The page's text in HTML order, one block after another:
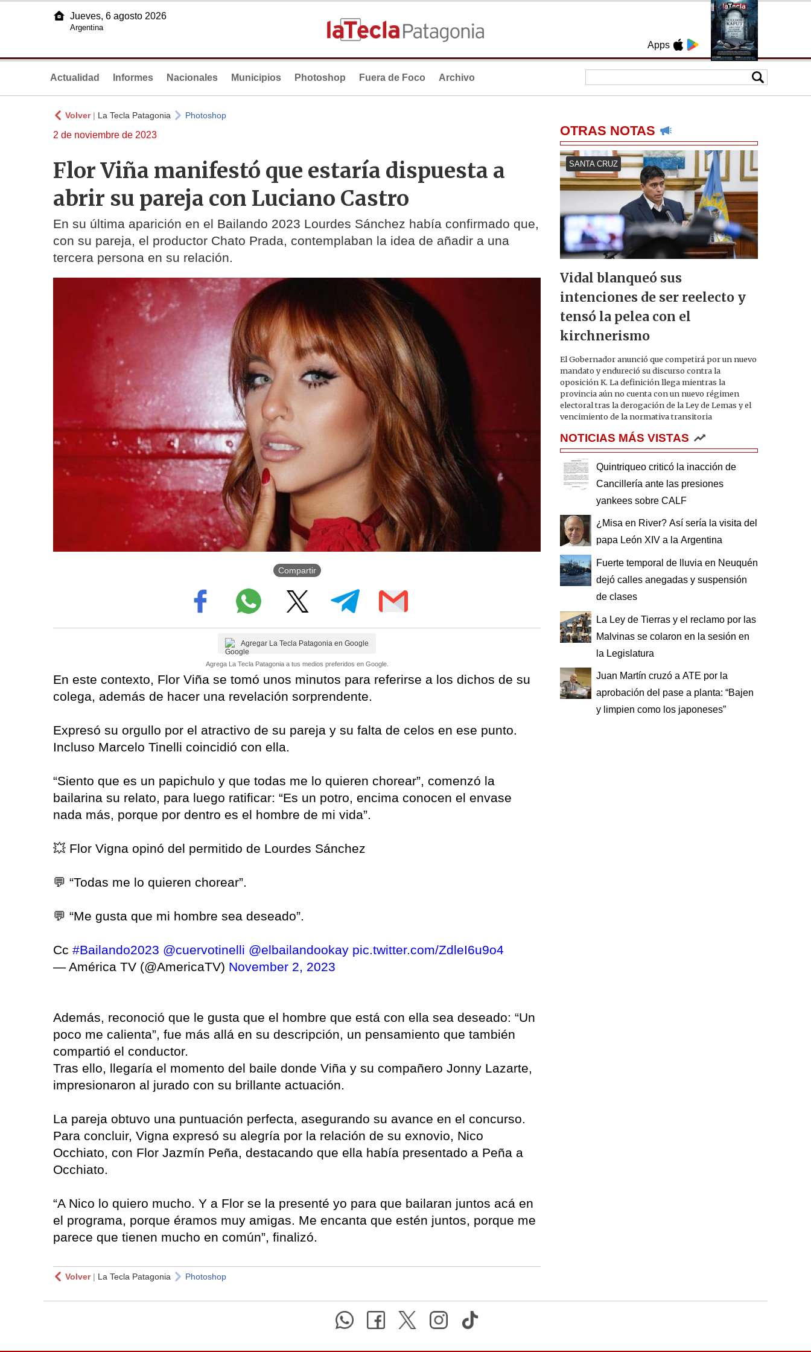
Apps
Jueves, 6 agosto 2026
Argentina
Actualidad Informes Nacionales Municipios Photoshop Fuera de Foco Archivo
Volver| La Tecla Patagonia Photoshop
2 de noviembre de 2023
Flor Viña manifestó que estaría dispuesta a
abrir su pareja con Luciano Castro
En su última aparición en el Bailando 2023 Lourdes Sánchez había confirmado que,
con su pareja, el productor Chato Prada, contemplaban la idea de añadir a una
tercera persona en su relación.
Compartir
Agregar La Tecla Patagonia en Google
Agrega La Tecla Patagonia a tus medios preferidos en Google.
En este contexto, Flor Viña se tomó unos minutos para referirse a los dichos de su
colega, además de hacer una revelación sorprendente.
Expresó su orgullo por el atractivo de su pareja y su falta de celos en ese punto.
Incluso Marcelo Tinelli coincidió con ella.
“Siento que es un papichulo y que todas me lo quieren chorear”, comenzó la
bailarina su relato, para luego ratificar: “Es un potro, encima conocen el envase
nada más, porque por dentro es el hombre de mi vida”.
💥 Flor Vigna opinó del permitido de Lourdes Sánchez
💬 “Todas me lo quieren chorear”.
💬 “Me gusta que mi hombre sea deseado”.
Cc #Bailando2023 @cuervotinelli @elbailandookay pic.twitter.com/ZdleI6u9o4
— América TV (@AmericaTV) November 2, 2023
Además, reconoció que le gusta que el hombre que está con ella sea deseado: “Un
poco me calienta”, fue más allá en su descripción, un pensamiento que también
compartió el conductor.
Tras ello, llegaría el momento del baile donde Viña y su compañero Jonny Lazarte,
impresionaron al jurado con su brillante actuación.
La pareja obtuvo una puntuación perfecta, asegurando su avance en el concurso.
Para concluir, Vigna expresó su alegría por la relación de su exnovio, Nico
Occhiato, con Flor Jazmín Peña, destacando que ella había presentado a Peña a
Occhiato.
“A Nico lo quiero mucho. Y a Flor se la presenté yo para que bailaran juntos acá en
el programa, porque éramos muy amigas. Me encanta que estén juntos, porque me
parece que tienen mucho en común”, finalizó.
Volver| La Tecla Patagonia Photoshop
OTRAS NOTAS
SANTA CRUZ
Vidal blanqueó sus
intenciones de ser reelecto y
tensó la pelea con el
kirchnerismo
El Gobernador anunció que competirá por un nuevo
mandato y endureció su discurso contra la
oposición K. La definición llega mientras la
provincia aún no cuenta con un nuevo régimen
electoral tras la derogación de la Ley de Lemas y el
vencimiento de la normativa transitoria
NOTICIAS MÁS VISTAS
Quintriqueo criticó la inacción de
Cancillería ante las presiones
yankees sobre CALF
¿Misa en River? Así sería la visita del
papa León XIV a la Argentina
Fuerte temporal de lluvia en Neuquén
dejó calles anegadas y suspensión
de clases
La Ley de Tierras y el reclamo por las
Malvinas se colaron en la sesión en
la Legislatura
Juan Martín cruzó a ATE por la
aprobación del pase a planta: “Bajen
y limpien como los japoneses”